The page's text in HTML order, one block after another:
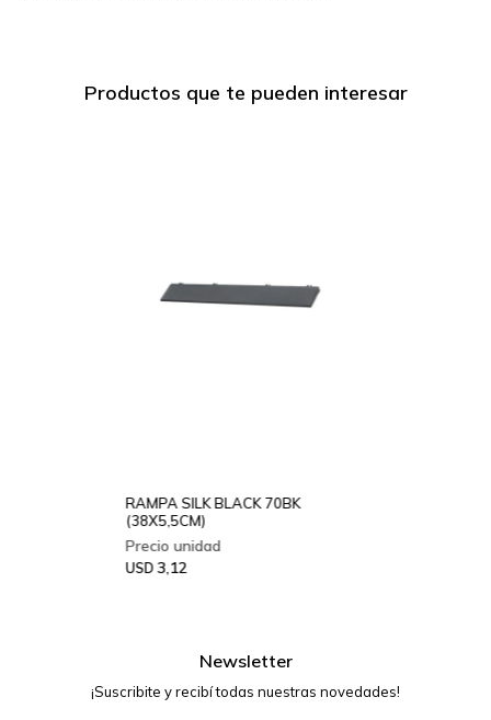
Productos que te pueden interesar
RAMPA SILK BLACK 70BK
(38X5,5CM)
USD 3,12
Newsletter
¡Suscribite y recibí todas nuestras novedades!